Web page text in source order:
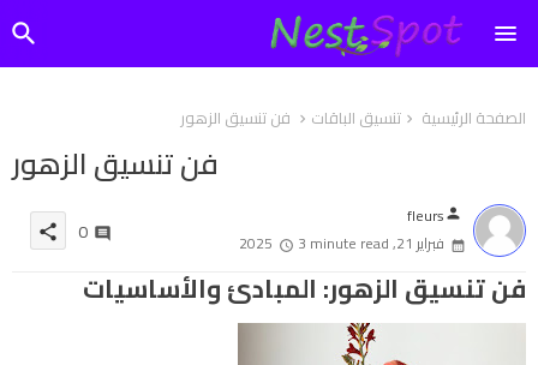
الصفحة الرئيسية تنسيق الباقات فن تنسيق الزهور
فن تنسيق الزهور
person
fleurs
فبراير 21, 2025
3 minute read
0
share
فن تنسيق الزهور: المبادئ والأساسيات